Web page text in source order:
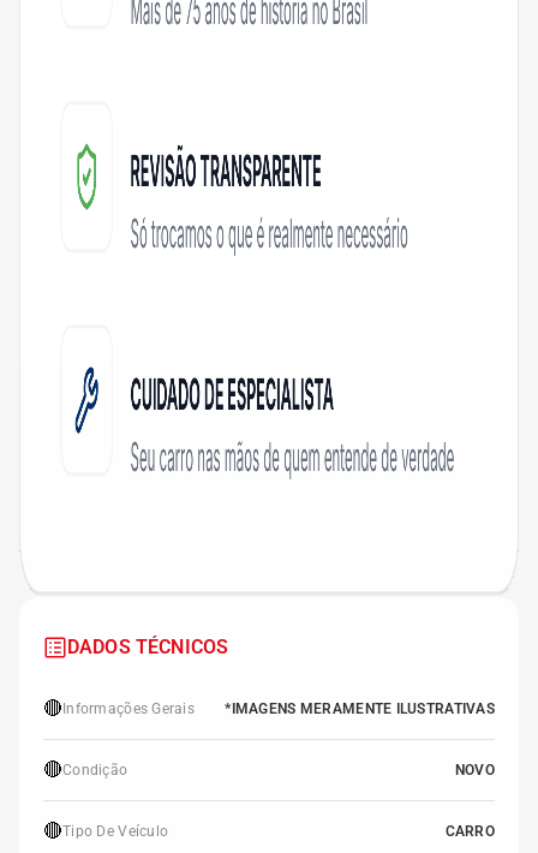
DADOS TÉCNICOS
🔴 Informações Gerais *IMAGENS MERAMENTE ILUSTRATIVAS
🔴Condição NOVO
🔴Tipo De Veículo CARRO